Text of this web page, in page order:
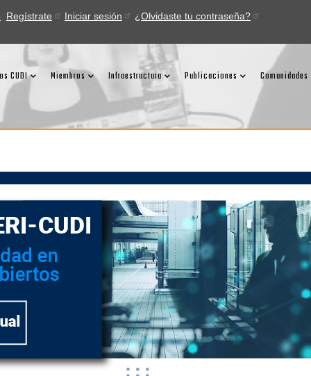
Regístrate Iniciar sesión ¿Olvidaste tu contraseña?
CUDI Miembros Infraestructura Publicaciones Comunidades